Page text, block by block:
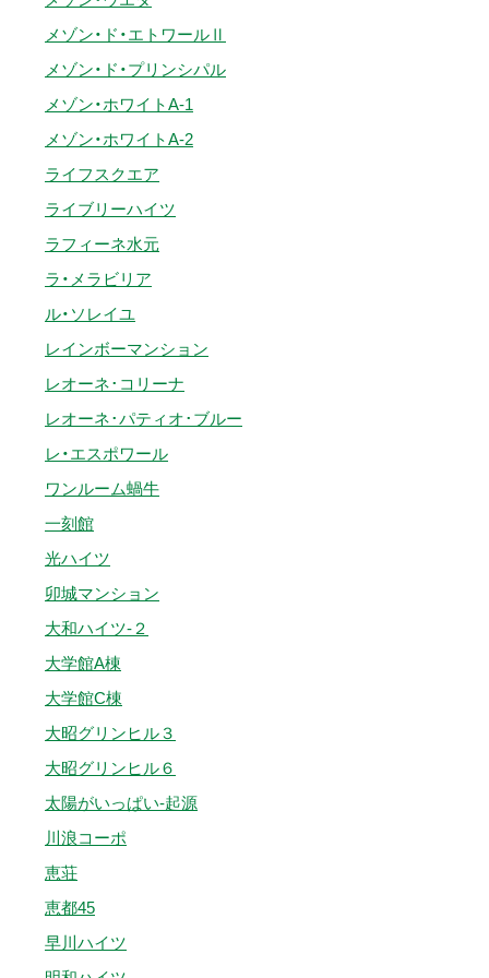
メゾン・ド・エトワールⅡ
メゾン・ド・プリンシパル
メゾン・ホワイトA-1
メゾン・ホワイトA-2
ライフスクエア
ライブリーハイツ
ラフィーネ水元
ラ・メラビリア
ル・ソレイユ
レインボーマンション
レオーネ･コリーナ
レオーネ･パティオ･ブルー
レ・エスポワール
ワンルーム蝸牛
一刻館
光ハイツ
卯城マンション
大和ハイツ-２
大学館A棟
大学館C棟
大昭グリンヒル３
大昭グリンヒル６
太陽がいっぱい-起源
川浪コーポ
恵荘
恵都45
早川ハイツ